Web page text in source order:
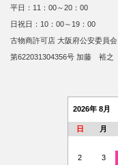
平日：11：00～20：00
日祝日：10：00～19：00
古物商許可店 大阪府公安委員会
第622031304356号 加藤 裕之
2026年 8月
日 月
2
3